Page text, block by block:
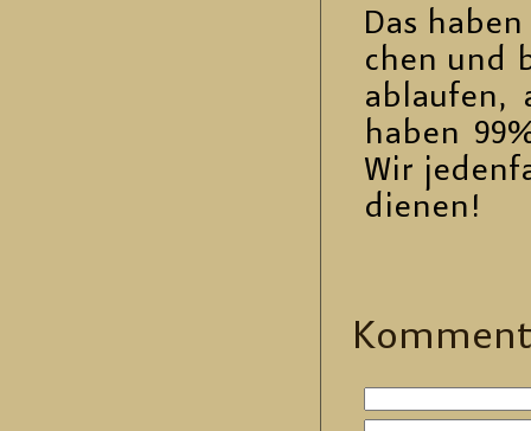
Das
chen und
ab­lau­fen,
haben
Wir
die­nen!